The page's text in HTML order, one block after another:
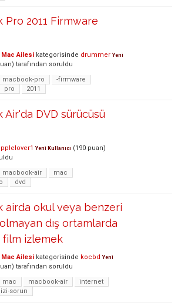
Pro 2011 Firmware
Mac Ailesi kategorisinde drummer Yeni
tarafından soruldu
macbook-pro
-firmware
pro 2011
Air'da DVD sürücüsü
Yeni Kullanıcı (190 puan)
macbook-air
mac
dvd
airda okul veya benzeri
dış ortamlarda
film izlemek
Mac Ailesi kategorisinde kocbd Yeni
tarafından soruldu
mac macbook-air
internet
sorun